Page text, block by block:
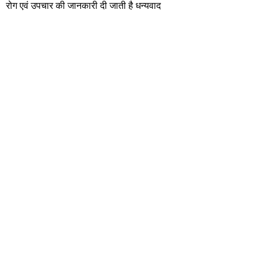
रोग एवं उपचार की जानकारी दी जाती है धन्यवाद